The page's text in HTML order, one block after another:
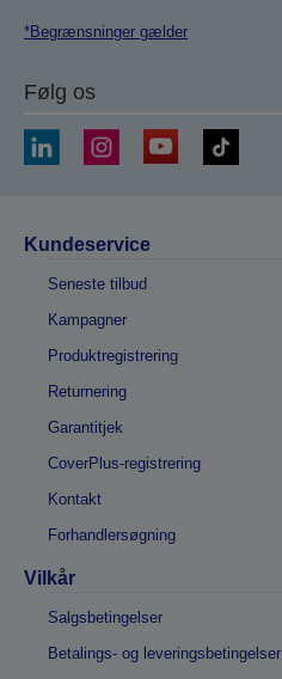
*Begrænsninger gælder
Følg os
Kundeservice
Seneste tilbud
Kampagner
Produktregistrering
Returnering
Garantitjek
CoverPlus-registrering
Kontakt
Forhandlersøgning
Vilkår
Salgsbetingelser
Betalings- og leveringsbetingelser